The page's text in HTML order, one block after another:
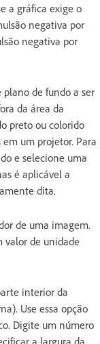
a gráfica exige o
negativa por
negativa por
de fundo a ser
da área da
preto ou colorido
em um projetor. Para
e selecione uma
é aplicável a
dita.
de uma imagem.
valor de unidade
interior da
Use essa opção
Digite um número
a largura da